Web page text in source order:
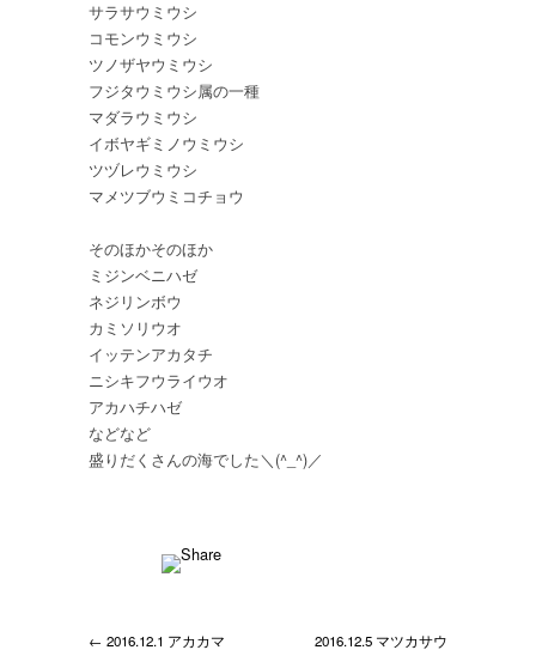
サラサウミウシ
コモンウミウシ
ツノザヤウミウシ
フジタウミウシ属の一種
マダラウミウシ
イボヤギミノウミウシ
ツヅレウミウシ
マメツブウミコチョウ
そのほかそのほか
ミジンベニハゼ
ネジリンボウ
カミソリウオ
イッテンアカタチ
ニシキフウライウオ
アカハチハゼ
などなど
盛りだくさんの海でした＼(^_^)／
← 2016.12.1 アカカマ
2016.12.5 マツカサウ